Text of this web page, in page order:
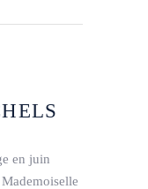
en juin